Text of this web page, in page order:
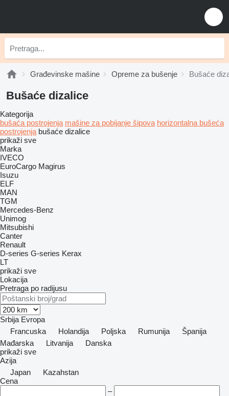
Građevinske mašine Opreme za bušenje Bušaće
Bušaće dizalice
Kategorija
bušaća postrojenja mašine za pobijanje šipova horizontalna bušeća
postrojenja bušaće dizalice
prikaži sve
Marka
IVECO
EuroCargo Magirus
Isuzu
ELF
MAN
TGM
Mercedes-Benz
Unimog
Mitsubishi
Canter
Renault
D-series G-series Kerax
LT
prikaži sve
Lokacija
Pretraga po radijusu
Srbija Evropa
Francuska
Holandija Poljska Rumunija
Španija
Mađarska
Litvanija
Danska
prikaži sve
Azija
Japan
Kazahstan
Cena
–